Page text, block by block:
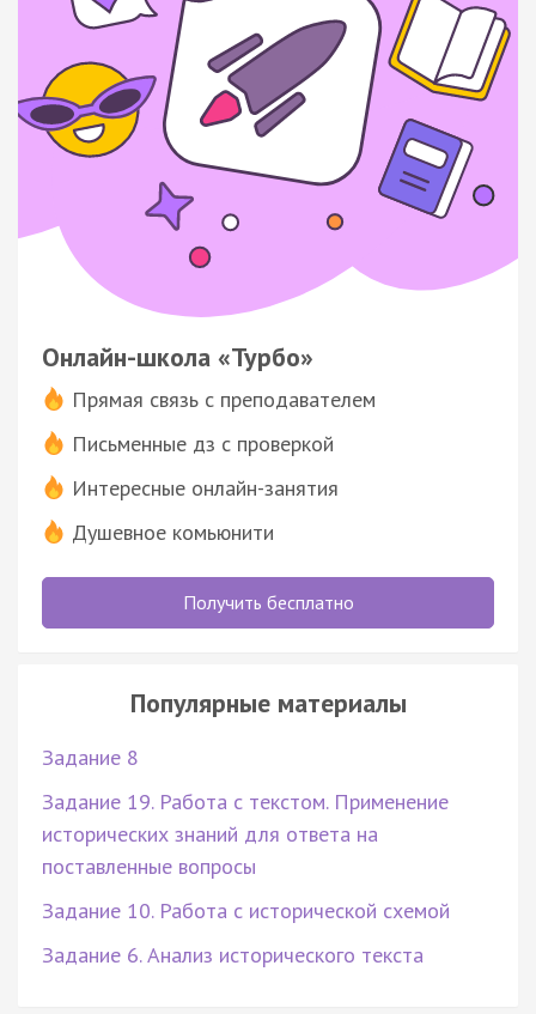
Онлайн-школа «Турбо»
Прямая связь с преподавателем
Письменные дз с проверкой
Интересные онлайн-занятия
Душевное комьюнити
Получить бесплатно
Популярные материалы
Задание 8
Задание 19. Работа с текстом. Применение
исторических знаний для ответа на
поставленные вопросы
Задание 10. Работа с исторической схемой
Задание 6. Анализ исторического текста